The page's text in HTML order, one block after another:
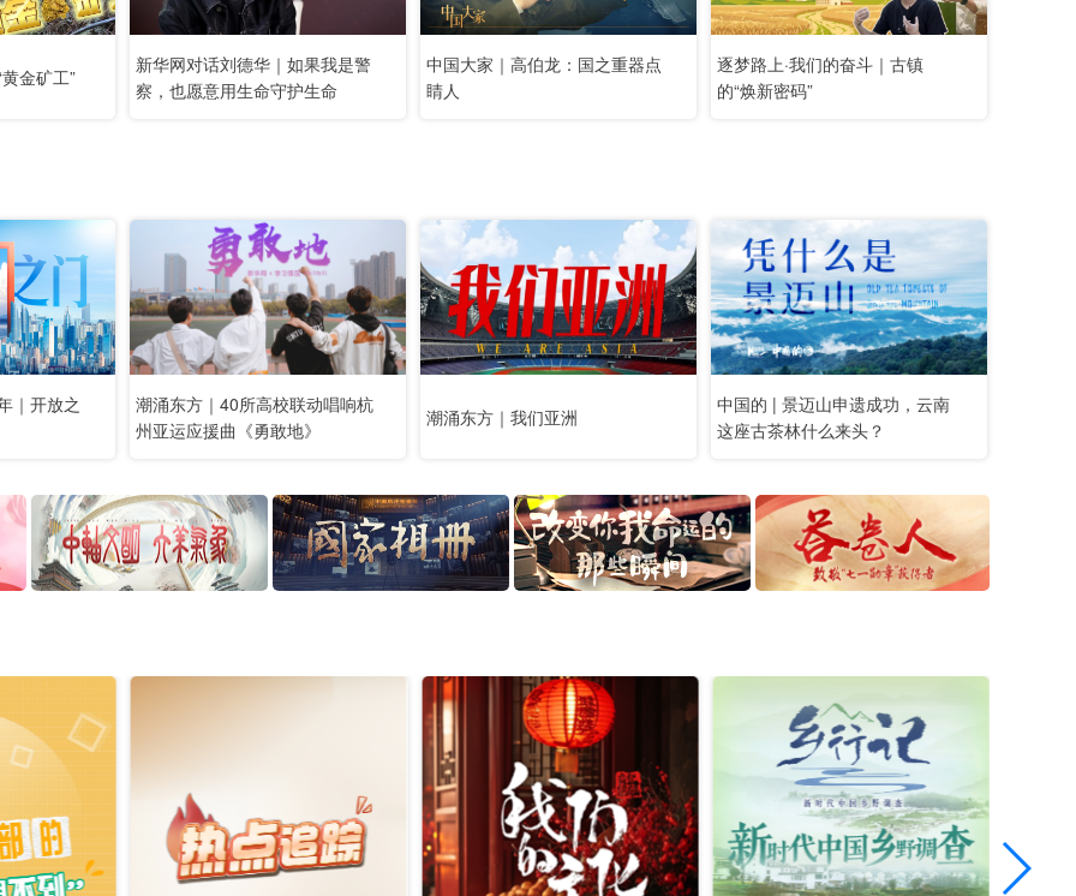
金矿工”
新华网对话刘德华｜如果我是警
察，也愿意用生命守护生命
中国大家｜高伯龙：国之重器点
睛人
逐梦路上·我们的奋斗｜古镇
的“焕新密码”
｜开放之
潮涌东方｜40所高校联动唱响杭
州亚运应援曲《勇敢地》
潮涌东方｜我们亚洲
中国的 | 景迈山申遗成功，云南
这座古茶林什么来头？